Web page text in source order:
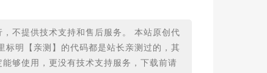
不提供技术支持和售后服务。 本站原创代
明【亲测】的代码都是站长亲测过的，其
够使用，更没有技术支持服务，下载前请